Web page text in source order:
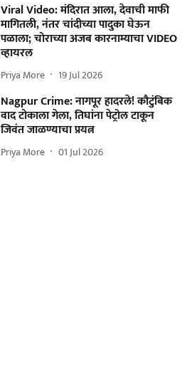
Viral Video: मंदिरात आला, देवाची माफी
मागितली, नंतर चांदीच्या पादुका घेऊन
पळाला; चोराच्या अजब कारनाम्याचा VIDEO
व्हायरल
Priya More 19 Jul 2026
Nagpur Crime: नागपूर हादरले! कौटुंबिक
वाद टोकाला गेला, तिघांना पेट्रोल टाकून
जिवंत जाळण्याचा प्रयत्न
Priya More 01 Jul 2026